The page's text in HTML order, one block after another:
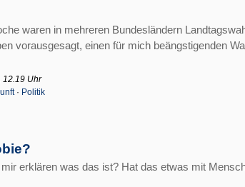
waren in mehreren Bundesländern
vorausgesagt, einen für mich beängstigenden
12.19 Uhr
· Politik
erklären was das ist? Hat das etwas mit